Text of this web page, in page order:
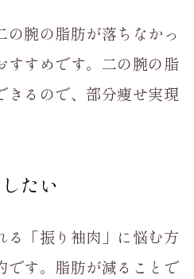
の腕の脂肪が落ちなかっ
すすめです。二の腕の脂
きるので、部分痩せ実現
たい
る「振り袖肉」に悩む方
です。脂肪が減ることで